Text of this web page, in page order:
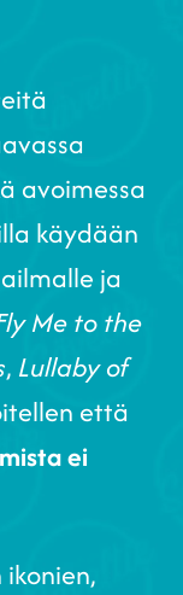
avoimessa
käydään
ja
Me to the
, Lullaby of
että
ei